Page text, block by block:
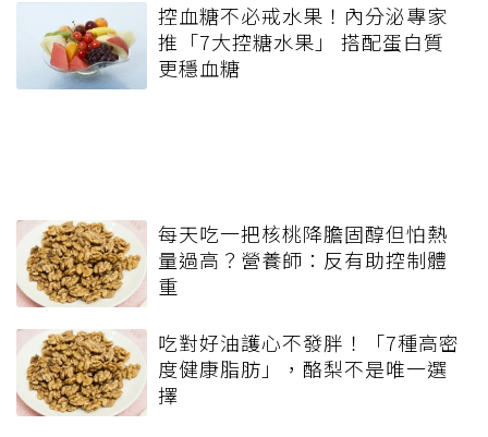
控血糖不必戒水果！內分泌專家
推「7大控糖水果」 搭配蛋白質
更穩血糖
每天吃一把核桃降膽固醇但怕熱
量過高？營養師：反有助控制體
重
吃對好油護心不發胖！「7種高密
度健康脂肪」，酪梨不是唯一選
擇